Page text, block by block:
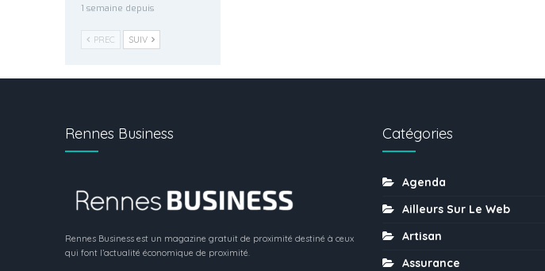
1 semaine depuis
PREC SUIV
Rennes Business
Rennes Business est un magazine gratuit de proximité destiné à ceux
qui font l’actualité économique de proximité.
Catégories
Agenda
Ailleurs Sur Le Web
Artisan
Assurance